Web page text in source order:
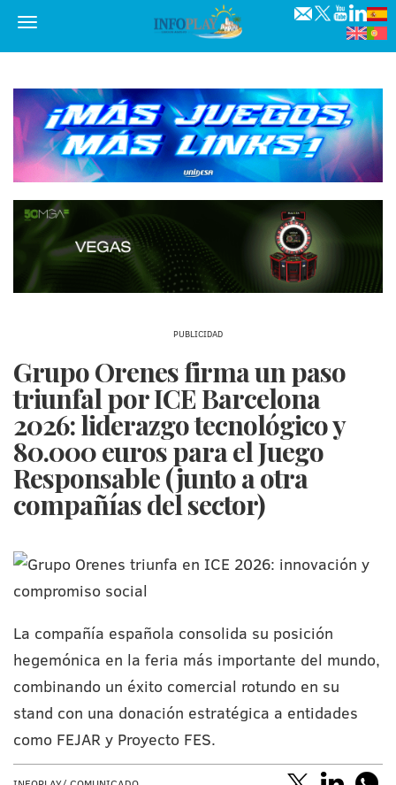
Menú
PUBLICIDAD
Grupo Orenes firma un paso
triunfal por ICE Barcelona
2026: liderazgo tecnológico y
80.000 euros para el Juego
Responsable (junto a otra
compañías del sector)
La compañía española consolida su posición
hegemónica en la feria más importante del mundo,
combinando un éxito comercial rotundo en su
stand con una donación estratégica a entidades
como FEJAR y Proyecto FES.